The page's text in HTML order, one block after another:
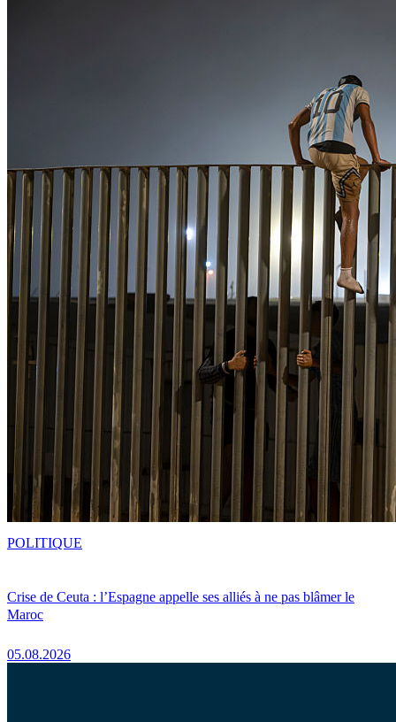
Crise de Ceuta : l’Espagne appelle ses alliés à ne pas blâmer le
Maroc
05.08.2026
POLITIQUE